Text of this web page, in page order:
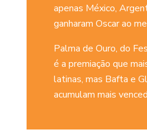
apenas México,
ganharam Oscar ao
Palma de Ouro, do
é a premiação que
latinas, mas Bafta e
acumulam mais